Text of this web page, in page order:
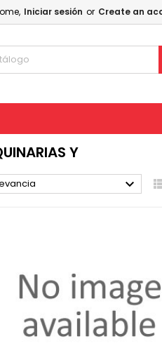
Iniciar sesión or Create an
Y
